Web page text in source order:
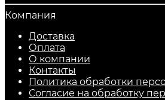
Компания
Доставка
Оплата
О компании
Контакты
Политика обработки
Согласие на обработку